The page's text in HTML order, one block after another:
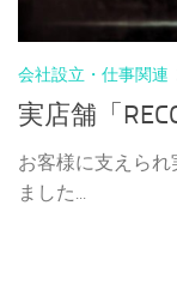
会社設立・仕事関連
実店舗「
お客様に支えられ
ました...